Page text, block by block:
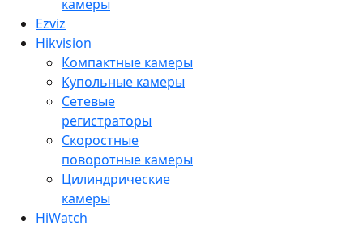
камеры
Ezviz
Hikvision
Компактные камеры
Купольные камеры
Сетевые
регистраторы
Скоростные
поворотные камеры
Цилиндрические
камеры
HiWatch